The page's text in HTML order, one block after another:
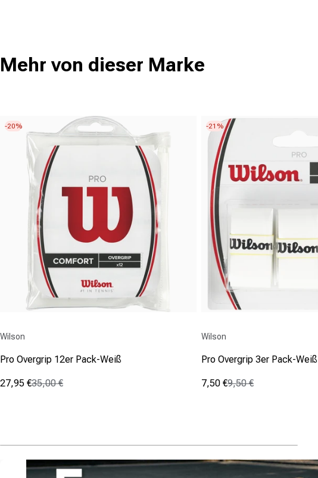
Mehr von dieser Marke
-20%
Wilson
Pro Overgrip 12er Pack-Weiß
Verkaufspreis
27,95 €
Normaler Preis
35,00 €
Sternen.
Bewertungen
-21%
Wilson
Pro Overgrip 3er Pack-Weiß
Verkaufspreis
7,50 €
Normaler Preis
9,50 €
Sternen.
10